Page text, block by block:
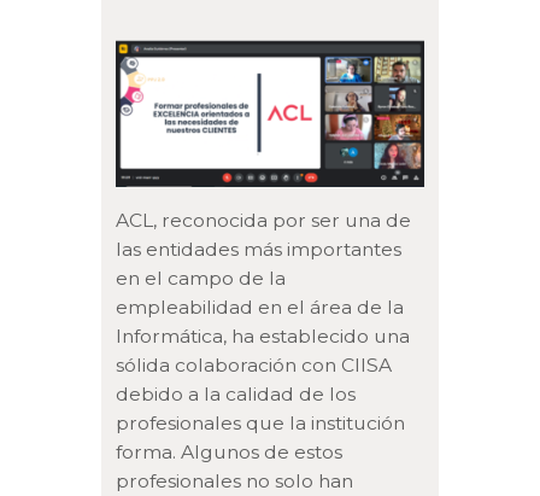
ACL, reconocida por ser una de
las entidades más importantes
en el campo de la
empleabilidad en el área de la
Informática, ha establecido una
sólida colaboración con CIISA
debido a la calidad de los
profesionales que la institución
forma. Algunos de estos
profesionales no solo han